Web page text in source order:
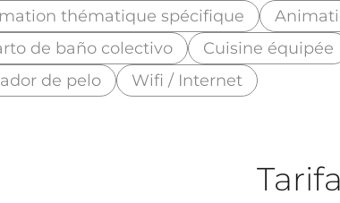
thématique spécifique
de baño colectivo
Cuisine équipée
de pelo
Wifi / Internet